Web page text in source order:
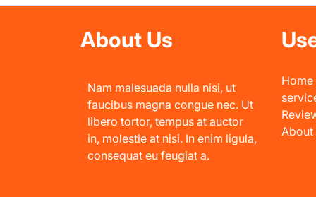
About Us
Nam malesuada nulla nisi, ut
faucibus magna congue nec. Ut
libero tortor, tempus at auctor
in, molestie at nisi. In enim ligula,
consequat eu feugiat a.
Home
About